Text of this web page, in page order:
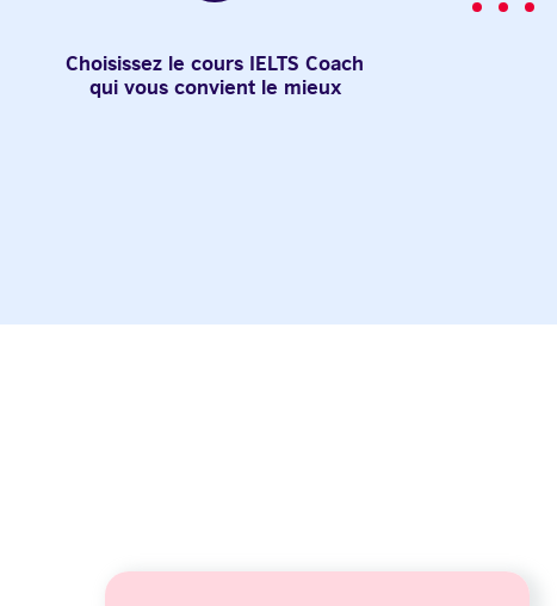
Choisissez le cours IELTS Coach
qui vous convient le mieux